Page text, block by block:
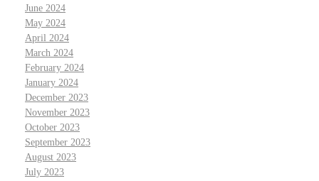
June 2024
May 2024
April 2024
March 2024
February 2024
January 2024
December 2023
November 2023
October 2023
September 2023
August 2023
July 2023